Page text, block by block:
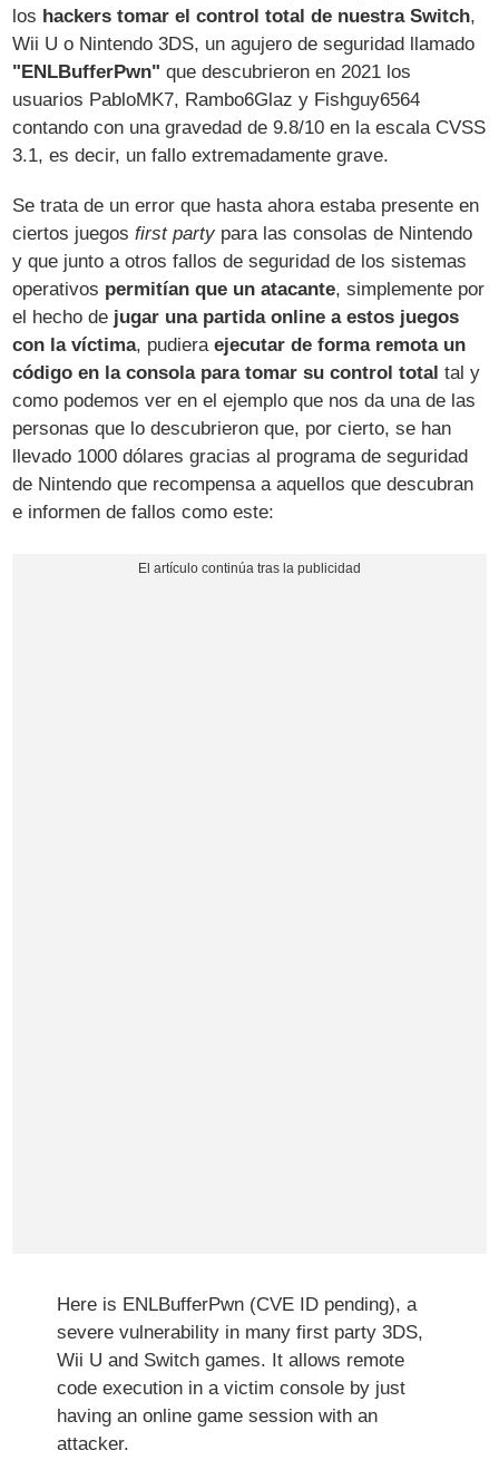
los hackers tomar el control total de nuestra Switch,
Wii U o Nintendo 3DS, un agujero de seguridad llamado
"ENLBufferPwn" que descubrieron en 2021 los
usuarios PabloMK7, Rambo6Glaz y Fishguy6564
contando con una gravedad de 9.8/10 en la escala CVSS
3.1, es decir, un fallo extremadamente grave.
Se trata de un error que hasta ahora estaba presente en
ciertos juegosfirst party para las consolas de Nintendo
y que junto a otros fallos de seguridad de los sistemas
operativos permitían que un atacante, simplemente por
el hecho de jugar una partida online a estos juegos
con la víctima, pudieraejecutar de forma remota un
código en la consola para tomar su control total tal y
como podemos ver en el ejemplo que nos da una de las
personas que lo descubrieron que, por cierto, se han
llevado 1000 dólares gracias al programa de seguridad
de Nintendo que recompensa a aquellos que descubran
e informen de fallos como este:
Here is ENLBufferPwn (CVE ID pending), a
severe vulnerability in many first party 3DS,
Wii U and Switch games. It allows remote
code execution in a victim console by just
having an online game session with an
attacker.